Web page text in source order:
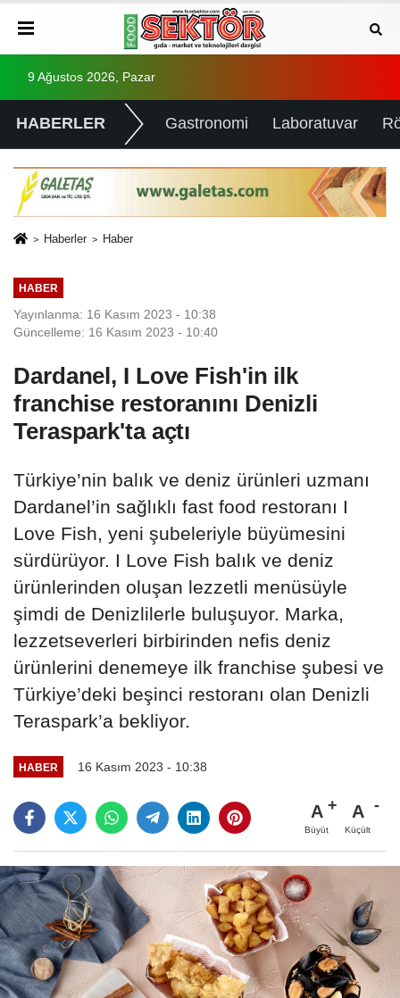
9 Ağustos 2026, Pazar
HABERLER Gastronomi Laboratuvar
Haberler Haber
HABER
Yayınlanma: 16 Kasım 2023 - 10:38
Güncelleme: 16 Kasım 2023 - 10:40
Dardanel, I Love Fish'in ilk
franchise restoranını Denizli
Teraspark'ta açtı
Türkiye’nin balık ve deniz ürünleri uzmanı
Dardanel’in sağlıklı fast food restoranı I
Love Fish, yeni şubeleriyle büyümesini
sürdürüyor. I Love Fish balık ve deniz
ürünlerinden oluşan lezzetli menüsüyle
şimdi de Denizlilerle buluşuyor. Marka,
lezzetseverleri birbirinden nefis deniz
ürünlerini denemeye ilk franchise şubesi ve
Türkiye’deki beşinci restoranı olan Denizli
Teraspark’a bekliyor.
HABER 16 Kasım 2023 - 10:38
A
Büyüt
A
Küçült